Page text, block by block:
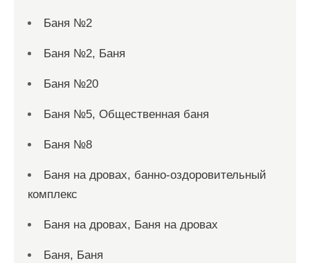
Баня №2
Баня №2, Баня
Баня №20
Баня №5, Общественная баня
Баня №8
Баня на дровах, банно-оздоровительный
комплекс
Баня на дровах, Баня на дровах
Баня, Баня